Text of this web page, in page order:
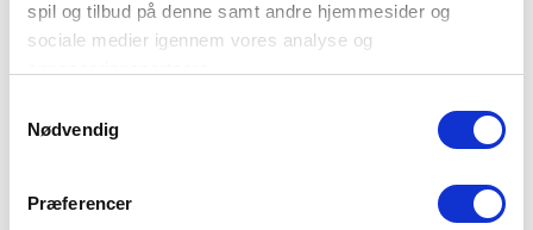
spil og tilbud på denne samt andre hjemmesider og
sociale medier igennem vores analyse og
Du kan læse mere om vores brug af cookies under
"Detaljer" eller ved at klikke videre til vores Cookiepolitik,
Nødvendig
Præferencer